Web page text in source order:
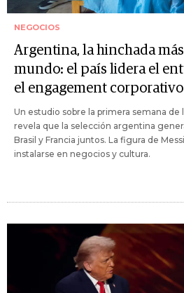
NEGOCIOS
Argentina, la hinchada más
mundo: el país lidera el
el engagement
Un estudio sobre la primera semana de
revela que la selección argentina
Brasil y Francia juntos. La figura de
instalarse en negocios y cultura.